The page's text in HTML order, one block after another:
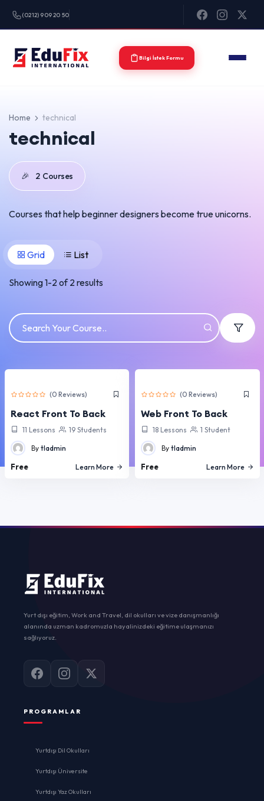
(0212) 909 20 50
Bilgi İstek Formu
Home technical
technical
🎉 2 Courses
Courses that help beginner designers become true unicorns.
Grid List
Showing1-2of2results
(0 Reviews)
React Front To Back
11 Lessons 19 Students
By tladmin
Free Learn More
(0 Reviews)
Web Front To Back
18 Lessons 1 Student
By tladmin
Free Learn More
Yurt dışı eğitim, Work and Travel, dil okulları ve vize danışmanlığı
alanında uzman kadromuzla hayalinizdeki eğitime ulaşmanızı
sağlıyoruz.
PROGRAMLAR
Yurtdışı Dil Okulları
Yurtdışı Üniversite
Yurtdışı Yaz Okulları